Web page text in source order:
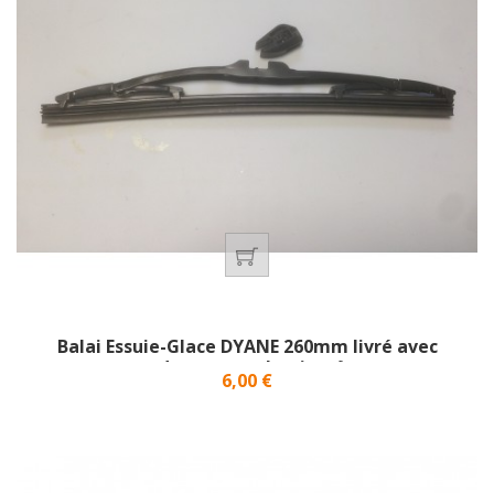
Balai Essuie-Glace DYANE 260mm livré avec
adaptateur plastique}
Prix
6,00 €